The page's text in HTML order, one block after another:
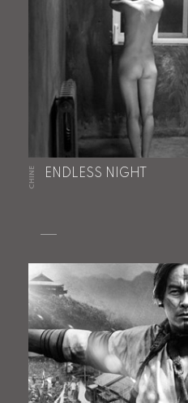
CHINE ENDLESS NIGHT